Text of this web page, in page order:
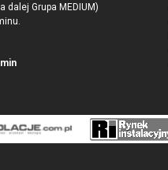
dalej Grupa MEDIUM)